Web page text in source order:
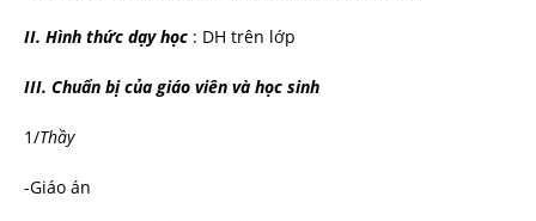
II. Hình thức dạy học : DH trên lớp
III. Chuẩn bị của giáo viên và học sinh
1/Thầy
-Giáo án